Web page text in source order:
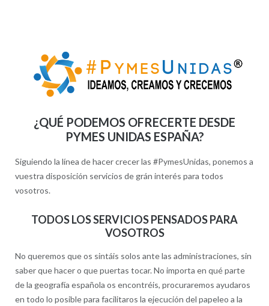
¿QUÉ PODEMOS OFRECERTE DESDE
PYMES UNIDAS ESPAÑA?
Siguiendo la línea de hacer crecer las #PymesUnidas, ponemos a
vuestra disposición servicios de grán interés para todos
vosotros.
TODOS LOS SERVICIOS PENSADOS PARA
VOSOTROS
No queremos que os sintáis solos ante las administraciones, sin
saber que hacer o que puertas tocar. No importa en qué parte
de la geografía española os encontréis, procuraremos ayudaros
en todo lo posible para facilitaros la ejecución del papeleo a la